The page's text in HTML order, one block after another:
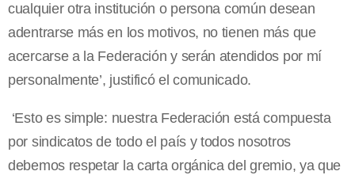
cualquier otra institución o persona común desean
adentrarse más en los motivos, no tienen más que
acercarse a la Federación y serán atendidos por mí
personalmente’, justificó el comunicado.
‘Esto es simple: nuestra Federación está compuesta
por sindicatos de todo el país y todos nosotros
debemos respetar la carta orgánica del gremio, ya que